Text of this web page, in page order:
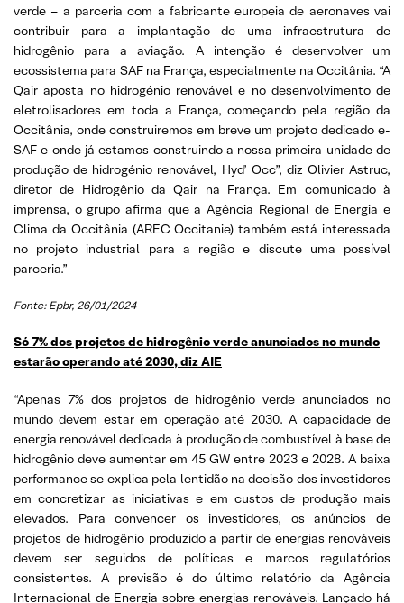
verde – a parceria com a fabricante europeia de aeronaves vai
contribuir para a implantação de uma infraestrutura de
hidrogênio para a aviação. A intenção é desenvolver um
ecossistema para SAF na França, especialmente na Occitânia. “A
Qair aposta no hidrogénio renovável e no desenvolvimento de
eletrolisadores em toda a França, começando pela região da
Occitânia, onde construiremos em breve um projeto dedicado e-
SAF e onde já estamos construindo a nossa primeira unidade de
produção de hidrogénio renovável, Hyd’ Occ”, diz Olivier Astruc,
diretor de Hidrogênio da Qair na França. Em comunicado à
imprensa, o grupo afirma que a Agência Regional de Energia e
Clima da Occitânia (AREC Occitanie) também está interessada
no projeto industrial para a região e discute uma possível
parceria.”
Fonte: Epbr, 26/01/2024
Só 7% dos projetos de hidrogênio verde anunciados no mundo
estarão operando até 2030, diz AIE
“Apenas 7% dos projetos de hidrogênio verde anunciados no
mundo devem estar em operação até 2030. A capacidade de
energia renovável dedicada à produção de combustível à base de
hidrogênio deve aumentar em 45 GW entre 2023 e 2028. A baixa
performance se explica pela lentidão na decisão dos investidores
em concretizar as iniciativas e em custos de produção mais
elevados. Para convencer os investidores, os anúncios de
projetos de hidrogênio produzido a partir de energias renováveis
devem ser seguidos de políticas e marcos regulatórios
consistentes. A previsão é do último relatório da Agência
Internacional de Energia sobre energias renováveis. Lançado há